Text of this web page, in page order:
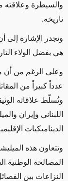
والسيطرة
تاريخه.
وتجدر الإشارة إلى
هي بفضل الولاء
وعلى الرغم من أن
عدداً كبيراً من
وتُسلّط علاقاته
اللبناني وإيران
الديناميكيات
وتتعاون هذه
المصالحة الوطنية
النزاعات بين